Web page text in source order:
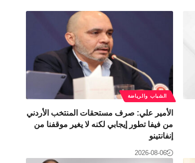
الشباب والرياضة
الأمير علي: صرف مستحقات المنتخب الأردني
من فيفا تطور إيجابي لكنه لا يغير موقفنا من
إنفانتينو
2026-08-06